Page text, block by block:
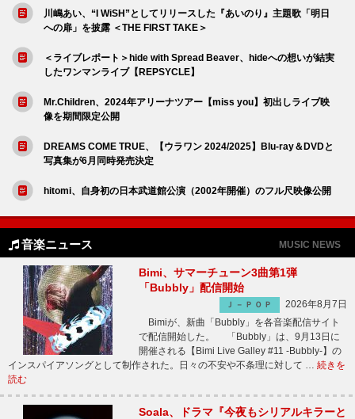
川嶋あい、“I WiSH”としてリリースした『あいのり』主題歌「明日
への扉」を披露 ＜THE FIRST TAKE＞
＜ライブレポート＞hide with Spread Beaver、hideへの想いが結実
したワンマンライブ【REPSYCLE】
Mr.Children、2024年アリーナツアー【miss you】初出しライブ映
像を期間限定公開
DREAMS COME TRUE、【ウラワン 2024/2025】Blu-ray＆DVDと
写真集が6月同時発売決定
hitomi、自身初の日本武道館公演（2002年開催）のフル尺映像公開
音楽ニュース MUSIC NEWS
Bimi、サマーチューン3曲第1弾
「Bubbly」配信開始
Ｊ－ＰＯＰ
2026年8月7日
Bimiが、新曲「Bubbly」を各音楽配信サイト
で配信開始した。 「Bubbly」は、9月13日に
開催される【Bimi Live Galley #11 -Bubbly-】の
インスパイアソングとして制作された。日々の不安や不条理に対して … 続きを
読む
Soala、ドラマ『今夜もシリアルキラーと